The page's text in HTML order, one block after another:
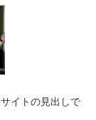
イトの見出しで